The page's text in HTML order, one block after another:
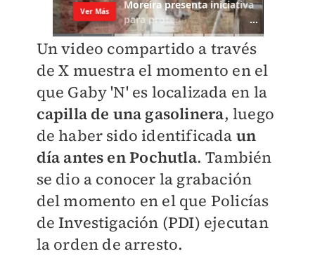
Un video compartido a través
de X muestra el momento en el
que Gaby 'N' es localizada en la
capilla de una gasolinera, luego
de haber sido identificada un
día antes enPochutla. También
se dio a conocer la grabación
del momento en el que Policías
de Investigación (PDI) ejecutan
la orden de arresto.